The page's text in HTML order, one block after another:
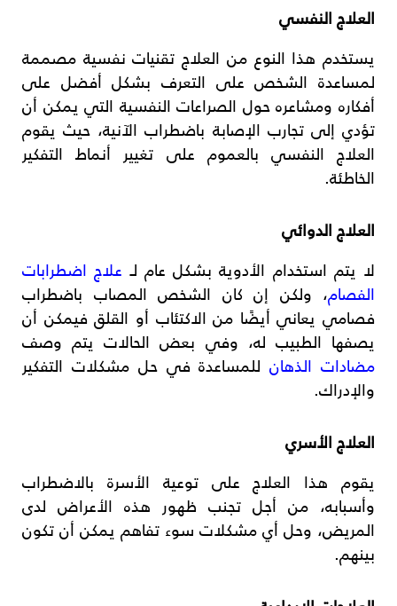
العلاج النفسي
يستخدم هذا النوع من العلاج تقنيات نفسية مصممة
لمساعدة الشخص على التعرف بشكل أفضل على
أفكاره ومشاعره حول الصراعات النفسية التي يمكن أن
تؤدي إلى تجارب الإصابة باضطراب الآنية، حيث يقوم
العلاج النفسي بالعموم على تغيير أنماط التفكير
الخاطئة.
العلاج الدوائي
لا يتم استخدام الأدوية بشكل عام لـ علاج اضطرابات
الفصام، ولكن إن كان الشخص المصاب باضطراب
فصامي يعاني أيضًا من الاكتئاب أو القلق فيمكن أن
يصفها الطبيب له، وفي بعض الحالات يتم وصف
مضادات الذهانللمساعدة في حل مشكلات التفكير
والإدراك.
العلاج الأسري
يقوم هذا العلاج على توعية الأسرة بالاضطراب
وأسبابه، من أجل تجنب ظهور هذه الأعراض لدى
المريض، وحل أي مشكلات سوء تفاهم يمكن أن تكون
بينهم.